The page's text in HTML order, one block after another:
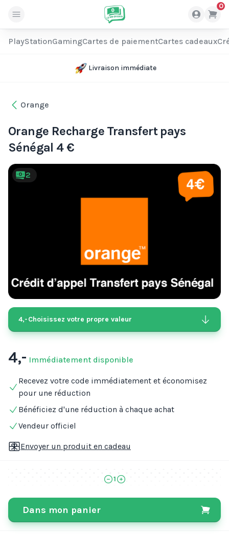
0
PlayStationGamingCartes de paiementCartes cadeaux
Livraison immédiate
Orange
Orange Recharge Transfert pays
Sénégal 4 €
2
4,-Choisissez votre propre valeur
4,- Immédiatement disponible
Recevez votre code immédiatement et économisez
pour une réduction
Bénéficiez d'une réduction à chaque achat
Vendeur officiel
Envoyer un produit en cadeau
1
Dans mon panier